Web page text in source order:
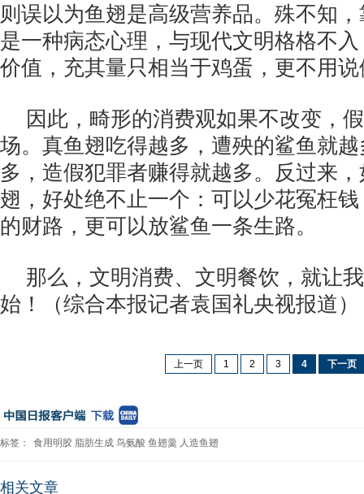
则误以为鱼翅是高级营养品。殊不知
是一种病态心理，与现代文明格格不
价值，充其量只相当于鸡蛋，更不用
因此，畸形的消费观如果不改变，
场。真鱼翅吃得越多，遭殃的鲨鱼就
多，造假犯罪者赚得就越多。反过来
翅，好处绝不止一个：可以少花冤枉
的财路，更可以放鲨鱼一条生路。
那么，文明消费、文明餐饮，就让
始！（综合本报记者袁国礼央视报道）
上一页 1 2 3 4 下一页
标签： 食用明胶 脂肪生成 鸟氨酸 鱼翅羹 人造鱼翅
相关文章